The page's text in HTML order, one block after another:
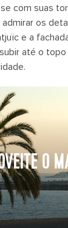
com suas
os
e a
até o
O